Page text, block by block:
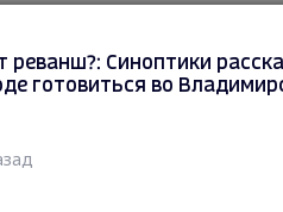
реванш?: Синоптики
готовиться во